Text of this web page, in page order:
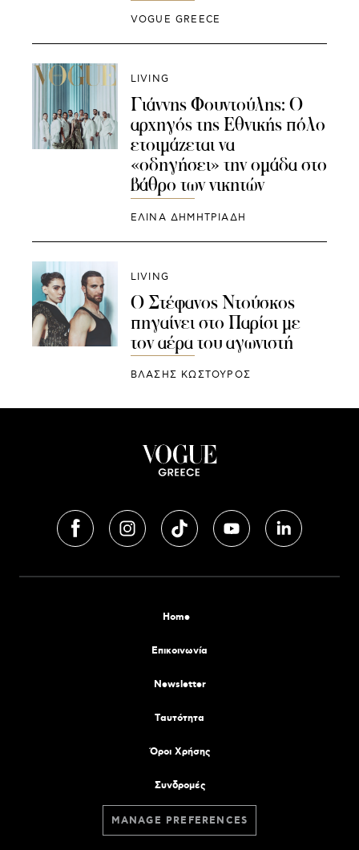
VOGUE GREECE
LIVING
Γιάννης Φουντούλης: Ο
αρχηγός της Εθνικής πόλο
ετοιμάζεται να
«οδηγήσει» την ομάδα στο
βάθρο των νικητών
ΕΛΙΝΑ ΔΗΜΗΤΡΙΑΔΗ
LIVING
Ο Στέφανος Ντούσκος
πηγαίνει στο Παρίσι με
τον αέρα του αγωνιστή
ΒΛΑΣΗΣ ΚΩΣΤΟΥΡΟΣ
Home
Επικοινωνία
Newsletter
Tαυτότητα
Όροι Χρήσης
Συνδρομές
MANAGE PREFERENCES